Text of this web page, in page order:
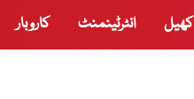
کھیل انٹرٹینمنٹ کاروبار